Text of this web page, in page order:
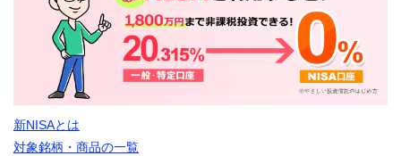
新NISAとは
対象銘柄・商品の一覧